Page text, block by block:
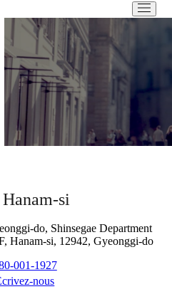
si
do, Shinsegae Department
Hanam-si, 12942, Gyeonggi-do
001-1927
nous